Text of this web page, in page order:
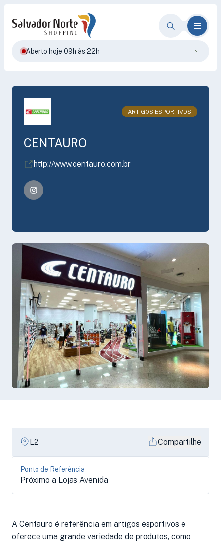
Aberto hoje 09h às 22h
ARTIGOS ESPORTIVOS
CENTAURO
http://www.centauro.com.br
L2 Compartilhe
Ponto de Referência
Próximo a Lojas Avenida
A Centauro é referência em artigos esportivos e
oferece uma grande variedade de produtos, como